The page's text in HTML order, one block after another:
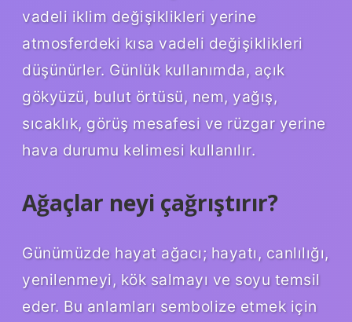
vadeli iklim değişiklikleri yerine
atmosferdeki kısa vadeli değişiklikleri
düşünürler. Günlük kullanımda, açık
gökyüzü, bulut örtüsü, nem, yağış,
sıcaklık, görüş mesafesi ve rüzgar yerine
hava durumu kelimesi kullanılır.
Ağaçlar neyi çağrıştırır?
Günümüzde hayat ağacı; hayatı, canlılığı,
yenilenmeyi, kök salmayı ve soyu temsil
eder. Bu anlamları sembolize etmek için